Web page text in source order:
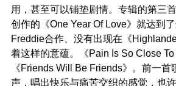
用，甚至可以铺垫剧情。专辑的第三
创作的《One Year Of Love》就达到
Freddie合作、没有出现在《
着这样的意蕴。《Pain Is So Close
《Friends Will Be Friends》。前一首
声，唱出快乐与痛苦交织的感觉，也